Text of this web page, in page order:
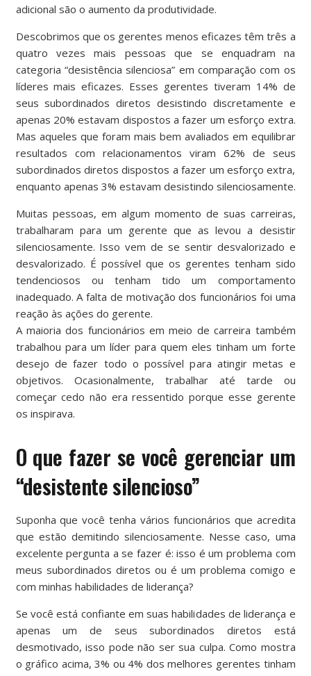
adicional são o aumento da produtividade.
Descobrimos que os gerentes menos eficazes têm três a
quatro vezes mais pessoas que se enquadram na
categoria “desistência silenciosa” em comparação com os
líderes mais eficazes. Esses gerentes tiveram 14% de
seus subordinados diretos desistindo discretamente e
apenas 20% estavam dispostos a fazer um esforço extra.
Mas aqueles que foram mais bem avaliados em equilibrar
resultados com relacionamentos viram 62% de seus
subordinados diretos dispostos a fazer um esforço extra,
enquanto apenas 3% estavam desistindo silenciosamente.
Muitas pessoas, em algum momento de suas carreiras,
trabalharam para um gerente que as levou a desistir
silenciosamente. Isso vem de se sentir desvalorizado e
desvalorizado. É possível que os gerentes tenham sido
tendenciosos ou tenham tido um comportamento
inadequado. A falta de motivação dos funcionários foi uma
reação às ações do gerente.
A maioria dos funcionários em meio de carreira também
trabalhou para um líder para quem eles tinham um forte
desejo de fazer todo o possível para atingir metas e
objetivos. Ocasionalmente, trabalhar até tarde ou
começar cedo não era ressentido porque esse gerente
os inspirava.
O que fazer se você gerenciar um
“desistente silencioso”
Suponha que você tenha vários funcionários que acredita
que estão demitindo silenciosamente. Nesse caso, uma
excelente pergunta a se fazer é: isso é um problema com
meus subordinados diretos ou é um problema comigo e
com minhas habilidades de liderança?
Se você está confiante em suas habilidades de liderança e
apenas um de seus subordinados diretos está
desmotivado, isso pode não ser sua culpa. Como mostra
o gráfico acima, 3% ou 4% dos melhores gerentes tinham